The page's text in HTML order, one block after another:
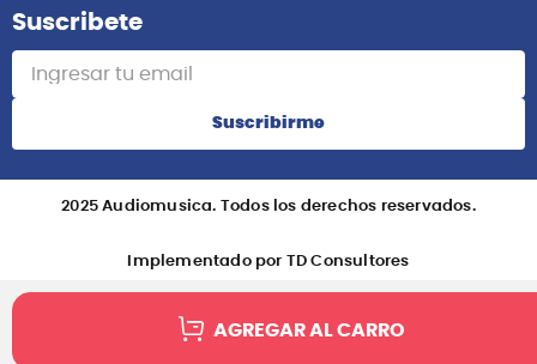
AGREGAR AL CARRO
Suscribete
Suscribirme
2025 Audiomusica. Todos los derechos reservados.
Implementado por TD Consultores